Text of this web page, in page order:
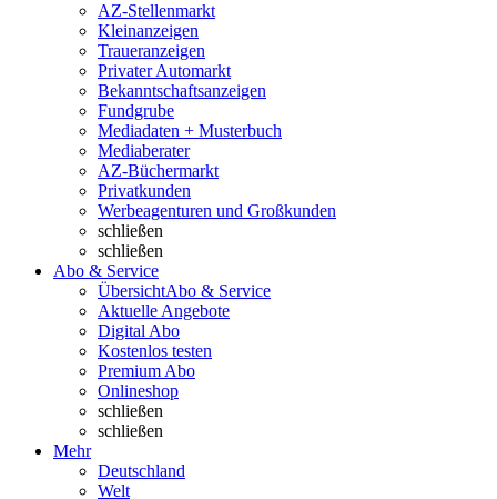
AZ-Stellenmarkt
Kleinanzeigen
Traueranzeigen
Privater Automarkt
Bekanntschaftsanzeigen
Fundgrube
Mediadaten + Musterbuch
Mediaberater
AZ-Büchermarkt
Privatkunden
Werbeagenturen und Großkunden
schließen
schließen
Abo & Service
ÜbersichtAbo & Service
Aktuelle Angebote
Digital Abo
Kostenlos testen
Premium Abo
Onlineshop
schließen
schließen
Mehr
Deutschland
Welt